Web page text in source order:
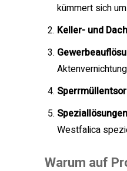
kümmert sich
Keller- und
Westfalica
Warum auf